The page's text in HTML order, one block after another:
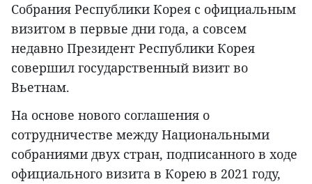
Собрания Республики Корея с официальным
визитом в первые дни года, а совсем
недавно Президент Республики Корея
совершил государственный визит во
Вьетнам.
На основе нового соглашения о
сотрудничестве между Национальными
собраниями двух стран, подписанного в ходе
официального визита в Корею в 2021 году,